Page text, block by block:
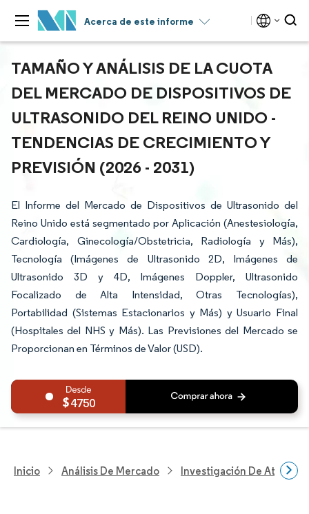
Acerca de este informe
TAMAÑO Y ANÁLISIS DE LA CUOTA
DEL MERCADO DE DISPOSITIVOS DE
ULTRASONIDO DEL REINO UNIDO -
TENDENCIAS DE CRECIMIENTO Y
PREVISIÓN (2026 - 2031)
El Informe del Mercado de Dispositivos de Ultrasonido del
Reino Unido está segmentado por Aplicación (Anestesiología,
Cardiología, Ginecología/Obstetricia, Radiología y Más),
Tecnología (Imágenes de Ultrasonido 2D, Imágenes de
Ultrasonido 3D y 4D, Imágenes Doppler, Ultrasonido
Focalizado de Alta Intensidad, Otras Tecnologías),
Portabilidad (Sistemas Estacionarios y Más) y Usuario Final
(Hospitales del NHS y Más). Las Previsiones del Mercado se
Proporcionan en Términos de Valor (USD).
4750
Inicio Análisis De Mercado Investigación De